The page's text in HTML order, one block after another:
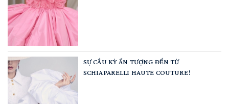
SỰ CẦU KỲ ẤN TƯỢNG ĐẾN TỪ
SCHIAPARELLI HAUTE COUTURE!